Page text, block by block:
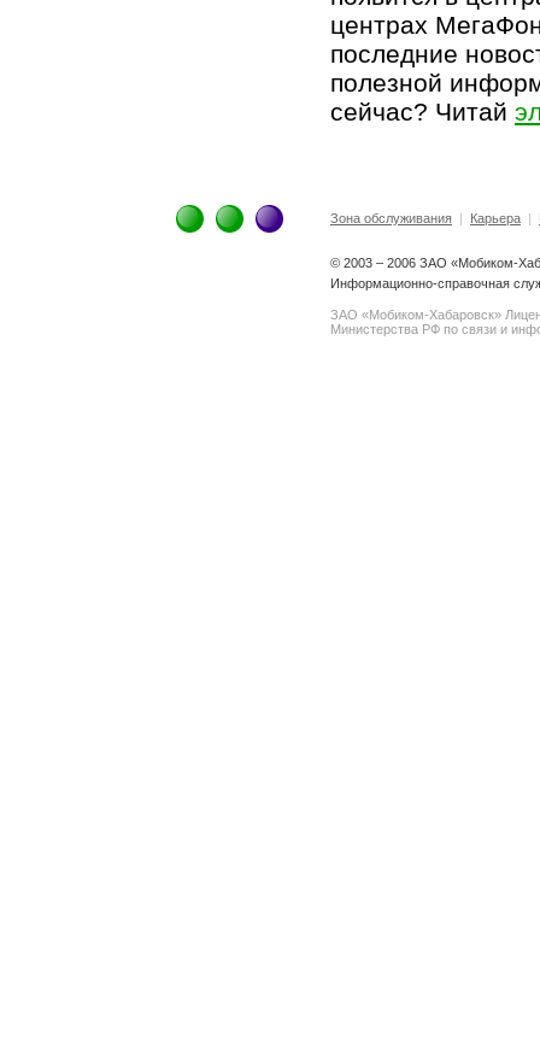
центрах
последние
полезной
сейчас? Читай
Зона обслуживания| Карьера|
© 2003 – 2006 ЗАО «Мобиком-
Информационно-справочная
ЗАО «Мобиком-Хабаровск»
Министерства РФ по связи и